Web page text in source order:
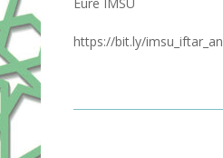
https://bit.ly/